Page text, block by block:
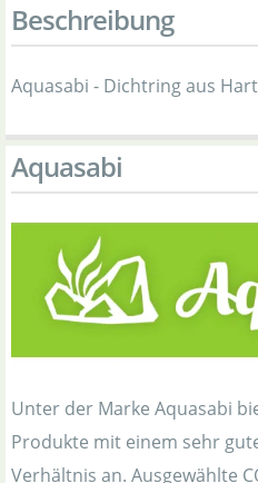
Beschreibung
Aquasabi - Dichtring aus
Aquasabi
Unter der Marke Aquasabi
Produkte mit einem sehr
Verhältnis an. Ausgewählte